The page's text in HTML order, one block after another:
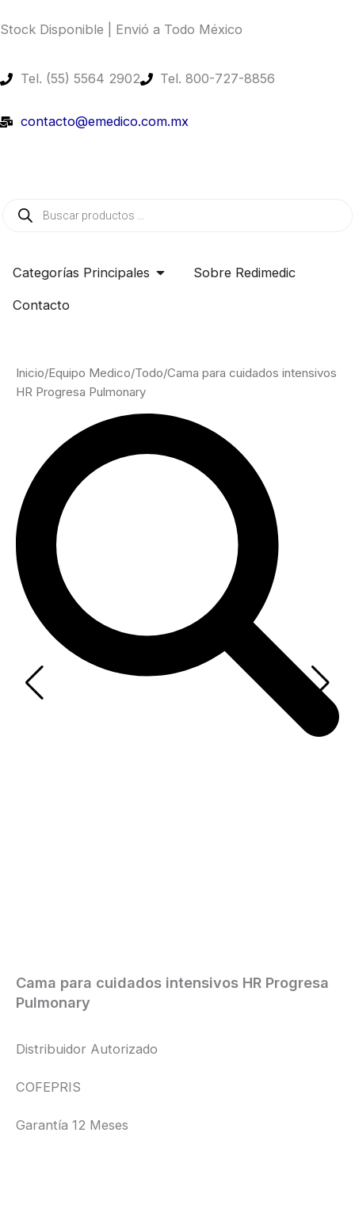
al
Stock Disponible | Envió a Todo México​
Tel. (55) 5564 2902 Tel. 800-727-8856
contacto@emedico.com.mx
Categorías Principales Open Categorías Principales
Sobre Redimedic
Contacto
Inicio/Equipo Medico/Todo/Cama para cuidados intensivos
HR Progresa Pulmonary
Cama para cuidados intensivos HR Progresa
Pulmonary
Distribuidor Autorizado
COFEPRIS
Garantía 12 Meses